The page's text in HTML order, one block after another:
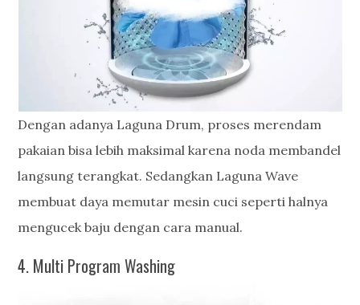
Dengan adanya Laguna Drum, proses merendam
pakaian bisa lebih maksimal karena noda membandel
langsung terangkat. Sedangkan Laguna Wave
membuat daya memutar mesin cuci seperti halnya
mengucek baju dengan cara manual.
4. Multi Program Washing